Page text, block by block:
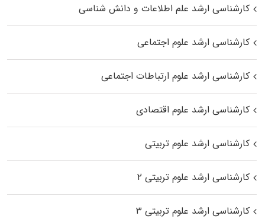
کارشناسی ارشد علم اطلاعات و دانش شناسی
کارشناسی ارشد علوم اجتماعی
کارشناسی ارشد علوم ارتباطات اجتماعی
کارشناسی ارشد علوم اقتصادی
کارشناسی ارشد علوم تربیتی
کارشناسی ارشد علوم تربیتی ۲
کارشناسی ارشد علوم تربیتی ۳